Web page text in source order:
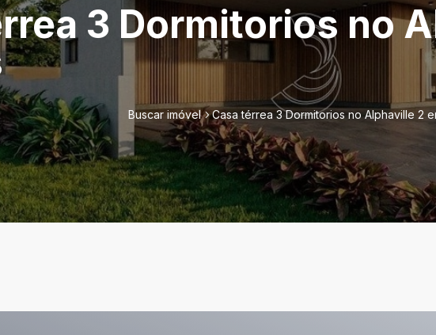
3 Dormitorios no
Buscar imóvel Casa térrea 3 Dormitorios no Alphaville 2